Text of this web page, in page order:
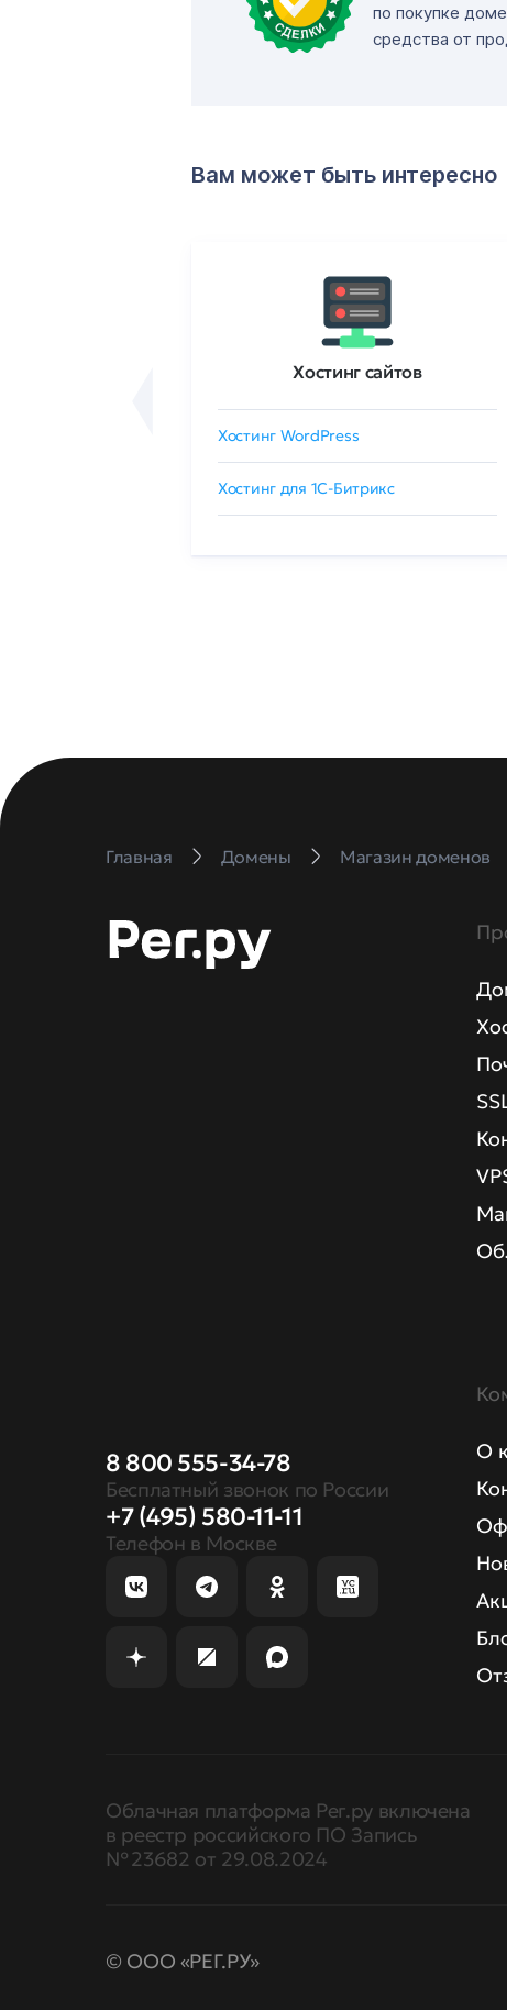
по покупке
средства от
Вам может быть интересно
Хостинг сайтов
Хостинг WordPress
Хостинг для 1C-Битрикс
Главная Домены Магазин доменов
8 800 555-34-78
Бесплатный звонок по России
+7 (495) 580-11-11
Телефон в Москве
О
Облачная платформа Рег.ру включена
в реестр российского ПО Запись
№ 23682 от 29.08.2024
© ООО «РЕГ.РУ»